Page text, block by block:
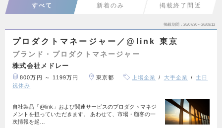
すべて 新着のみ 掲載終了間近
掲載期間 26/07/30～26/08/12
プロダクトマネージャー／@link 東京
ブランド・プロダクトマネージャー
株式会社メドレー
800万円 ～ 1199万円 東京都 上場企業 大手企業
土日
祝休み
自社製品「@link」および関連サービスのプロダクトマネジ
メントを担っていただきます。 あわせて、市場・顧客の一
次情報を起…